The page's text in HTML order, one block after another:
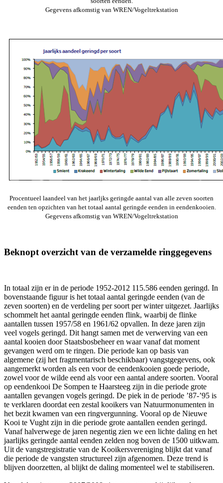
Gegevens afkomstig van WREN/Vogeltrekstation
Procentueel laandeel van het jaarljks geringde aantal van alle zeven soorten
eenden ten opzichten van het totaal aantal geringde eenden in eendenkooien.
Gegevens afkomstig van WREN/Vogeltrekstation
Beknopt overzicht van de verzamelde ringgegevens
In totaal zijn er in de periode 1952-2012 115.586 eenden geringd. In
bovenstaande figuur is het totaal aantal geringde eenden (van de
zeven soorten) en de verdeling per soort per winter uitgezet. Jaarlijks
schommelt het aantal geringde eenden flink, waarbij de flinke
aantallen tussen 1957/58 en 1961/62 opvallen. In deze jaren zijn
veel vogels geringd. Dit hangt samen met de verwerving van een
aantal kooien door Staatsbosbeheer en waar vanaf dat moment
gevangen werd om te ringen. Die periode kan op basis van
algemene (zij het fragmentarisch beschikbaar) vangstgegevens, ook
aangemerkt worden als een voor de eendenkooien goede periode,
zowel voor de wilde eend als voor een aantal andere soorten. Vooral
op eendenkooi De Sompen te Haarsteeg zijn in die periode grote
aantallen gevangen vogels geringd. De piek in de periode ’87-’95 is
te verklaren doordat een zestal kooikers van Natuurmonumenten in
het bezit kwamen van een ringvergunning. Vooral op de Nieuwe
Kooi te Vught zijn in die periode grote aantallen eenden geringd.
Vanaf halverwege de jaren negentig zien we een lichte daling en het
jaarlijks geringde aantal eenden zelden nog boven de 1500 uitkwam.
Uit de vangstregistratie van de Kooikersvereniging blijkt dat vanaf
die periode de vangsten structureel zijn afgenomen. Deze trend is
blijven doorzetten, al blijkt de daling momenteel wel te stabiliseren.